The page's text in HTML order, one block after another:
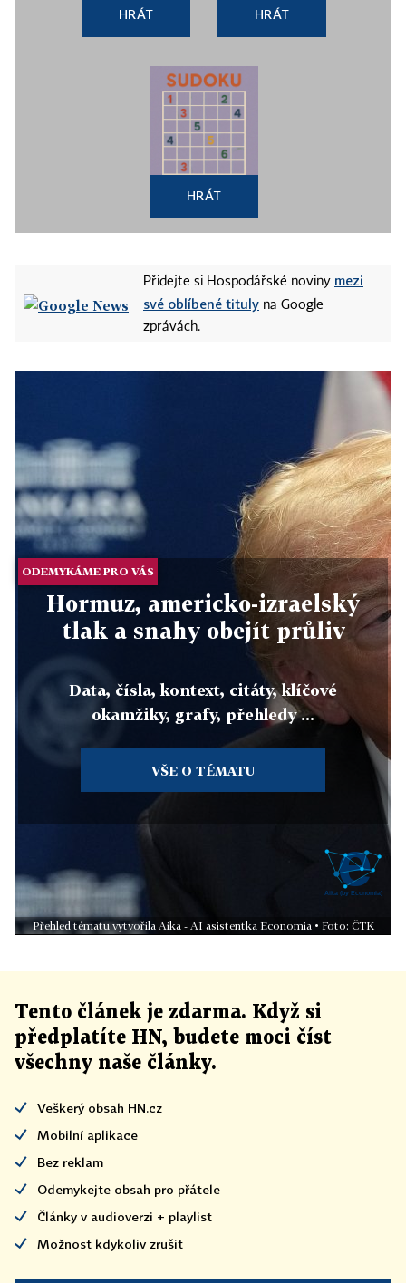
HRÁT HRÁT
HRÁT
Přidejte si Hospodářské noviny mezi
své oblíbené tituly na Google
zprávách.
ODEMYKÁME PRO VÁS
Hormuz, americko-izraelský
tlak a snahy obejít průliv
Data, čísla, kontext, citáty, klíčové
okamžiky, grafy, přehledy ...
VŠE O TÉMATU
Přehled tématu vytvořila Aika - AI asistentka Economia • Foto: ČTK
Tento článek je zdarma. Když si
předplatíte HN, budete moci číst
všechny naše články.
Veškerý obsah HN.cz
Mobilní aplikace
Bez reklam
Odemykejte obsah pro přátele
Články v audioverzi + playlist
Možnost kdykoliv zrušit